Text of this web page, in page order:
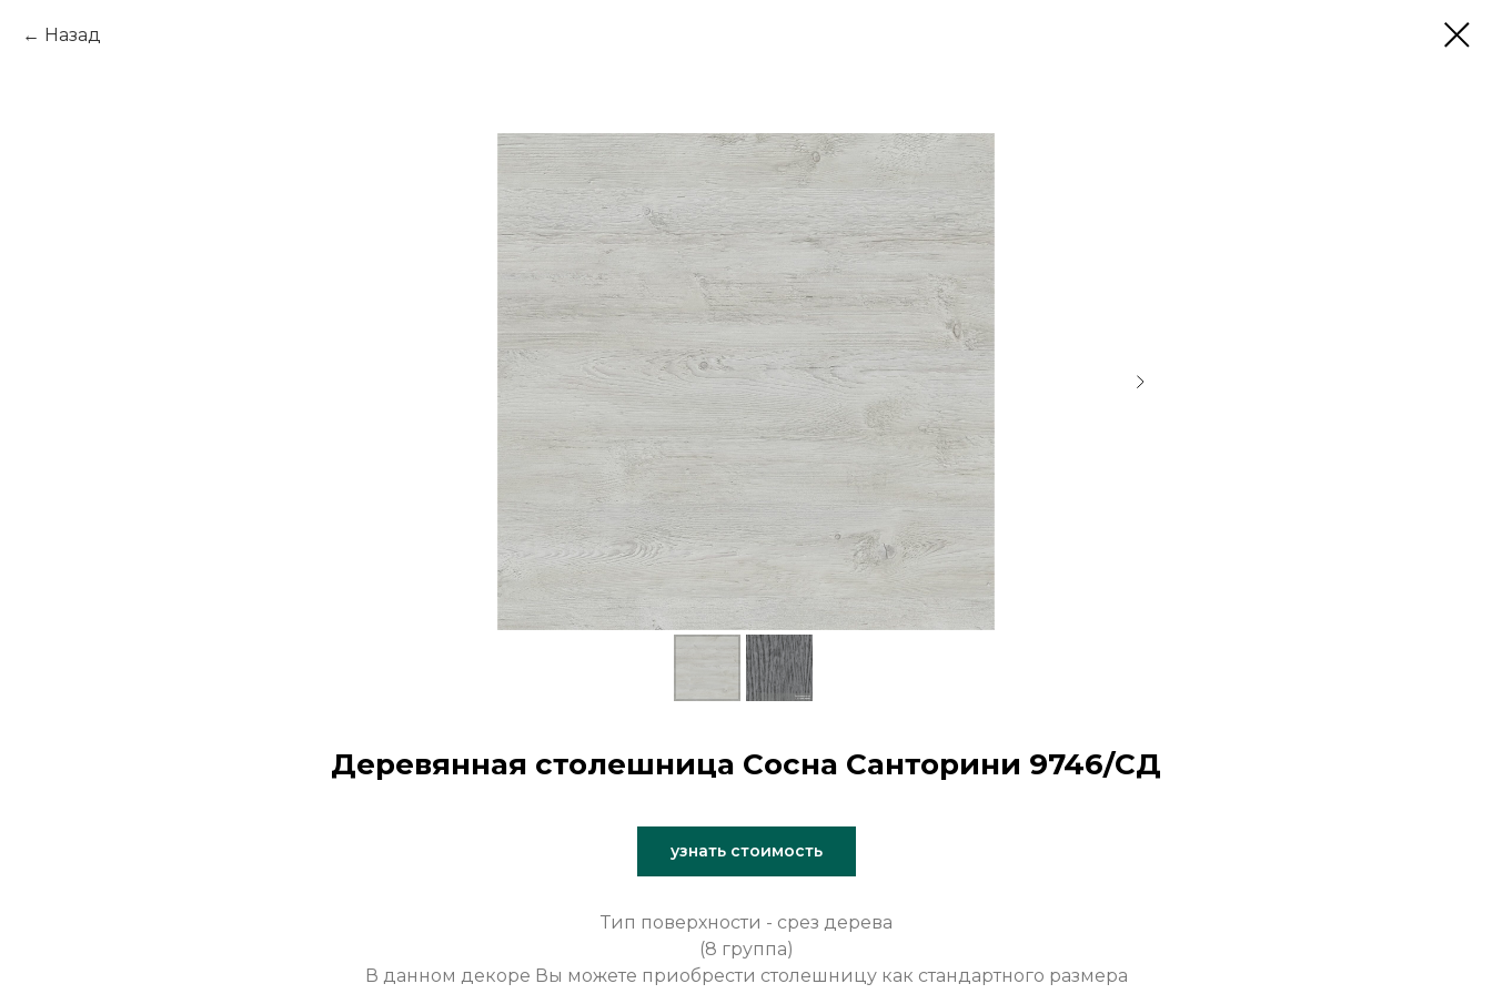
Назад
Деревянная столешница Сосна Санторини 9746/СД
узнать стоимость
Тип поверхности - срез дерева
(8 группа)
В данном декоре Вы можете приобрести столешницу как стандартного размера